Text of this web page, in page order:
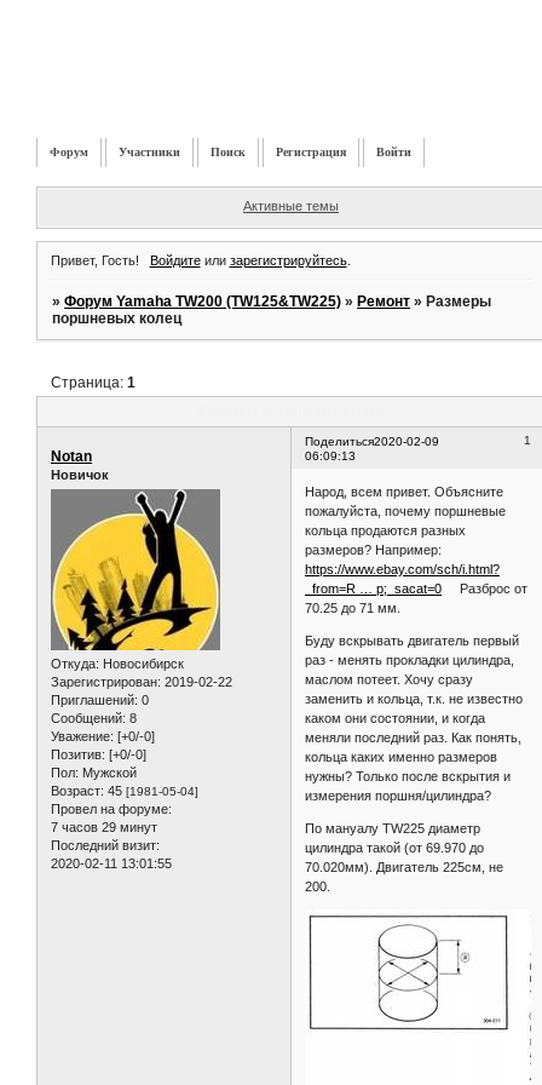
Форум Участники Поиск Регистрация Войти
Активные темы
Привет, Гость! Войдитеили зарегистрируйтесь.
»Форум Yamaha TW200 (TW125&TW225) »Ремонт »Размеры
поршневых колец
Страница:1
Поделиться 1
2020-02-09
06:09:13
Notan
Новичок
Откуда: Новосибирск
Зарегистрирован: 2019-02-22
Приглашений: 0
Сообщений: 8
Уважение: [+0/-0]
Позитив: [+0/-0]
Пол: Мужской
Возраст: 45 [1981-05-04]
Провел на форуме:
7 часов 29 минут
Последний визит:
2020-02-11 13:01:55
Народ, всем привет. Объясните
пожалуйста, почему поршневые
кольца продаются разных
размеров? Например:
https://www.ebay.com/sch/i.html?
_from=R … p;_sacat=0 Разброс от
70.25 до 71 мм.
Буду вскрывать двигатель первый
раз - менять прокладки цилиндра,
маслом потеет. Хочу сразу
заменить и кольца, т.к. не известно
каком они состоянии, и когда
меняли последний раз. Как понять,
кольца каких именно размеров
нужны? Только после вскрытия и
измерения поршня/цилиндра?
По мануалу TW225 диаметр
цилиндра такой (от 69.970 до
70.020мм). Двигатель 225см, не
200.